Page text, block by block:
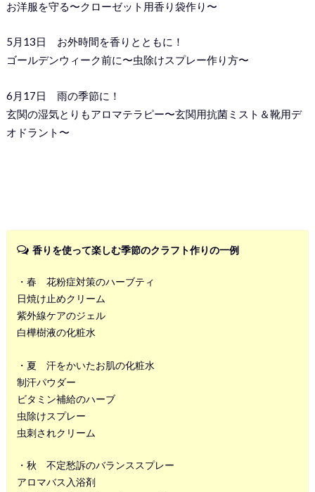
お洋服を守る〜クローゼット用香り袋作り〜
5月13日 お外時間を香りとともに！
ゴールデンウィーク前に〜虫除けスプレー作り方〜
6月17日 雨の季節に！
玄関の湿気とりもアロマテラピー〜玄関用抗菌ミスト＆靴用デ
オドラント〜
香りを使って楽しむ季節のクラフト作りの一例
・春 花粉症対策のハーブティ
日焼け止めクリーム
紫外線ケアのジェル
白樺樹液の化粧水
・夏 汗をかいたお肌の化粧水
制汗パウダー
ビタミン補給のハーブ
虫除けスプレー
虫刺されクリーム
・秋 不定愁訴のバランススプレー
アロマバス入浴剤